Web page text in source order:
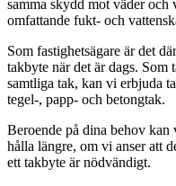
samma skydd mot väder
omfattande fukt- och
Som fastighetsägare är det
takbyte när det är dags. Som
samtliga tak, kan vi erbjuda
tegel-, papp- och betongtak.
Beroende på dina behov kan
hålla längre, om vi anser att
ett takbyte är nödvändigt.